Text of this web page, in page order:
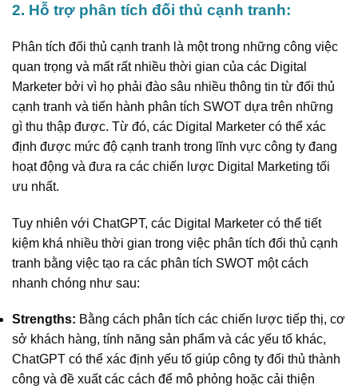
2. Hỗ trợ phân tích đối thủ cạnh tranh:
Phân tích đối thủ cạnh tranh là một trong những công việc
quan trọng và mất rất nhiều thời gian của các Digital
Marketer bởi vì họ phải đào sâu nhiều thông tin từ đối thủ
cạnh tranh và tiến hành phân tích SWOT dựa trên những
gì thu thập được. Từ đó, các Digital Marketer có thể xác
định được mức độ cạnh tranh trong lĩnh vực công ty đang
hoạt động và đưa ra các chiến lược Digital Marketing tối
ưu nhất.
Tuy nhiên với ChatGPT, các Digital Marketer có thể tiết
kiệm khá nhiều thời gian trong việc phân tích đối thủ cạnh
tranh bằng việc tạo ra các phân tích SWOT một cách
nhanh chóng như sau:
Strengths: Bằng cách phân tích các chiến lược tiếp thị, cơ
sở khách hàng, tính năng sản phẩm và các yếu tố khác,
ChatGPT có thể xác định yếu tố giúp công ty đối thủ thành
công và đề xuất các cách để mô phỏng hoặc cải thiện